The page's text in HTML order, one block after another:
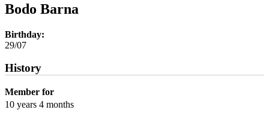
Bodo Barna
Birthday:
29/07
History
Member for
10 years 4 months